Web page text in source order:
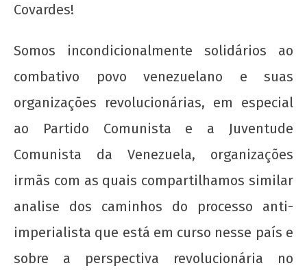
20 de Novembro - Dia da Consciência Negra
18 de
de 2014
admin
Covardes!
Somos incondicionalmente solidários ao
combativo povo venezuelano e suas
organizações revolucionárias, em especial
ao Partido Comunista e a Juventude
Comunista da Venezuela, organizações
irmãs com as quais compartilhamos similar
analise dos caminhos do processo anti-
imperialista que está em curso nesse país e
sobre a perspectiva revolucionária no